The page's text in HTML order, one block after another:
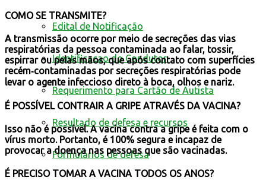
Edital de Notificação
Identificacao do Condutor
Requerimento para Cartão de Autista
Resultado de defesa e recursos
Formulários de defesa
COMO SE TRANSMITE?
A transmissão ocorre por meio de secreções das vias
respiratórias da pessoa contaminada ao falar, tossir,
espirrar ou pelas mãos, que após contato com superfícies
recém‐contaminadas por secreções respiratórias pode
levar o agente infeccioso direto à boca, olhos e nariz.
É POSSÍVEL CONTRAIR A GRIPE ATRAVÉS DA VACINA?
Isso não é possível. A vacina contra a gripe é feita com o
vírus morto. Portanto, é 100% segura e incapaz de
provocar a doença nas pessoas que são vacinadas.
É PRECISO TOMAR A VACINA TODOS OS ANOS?